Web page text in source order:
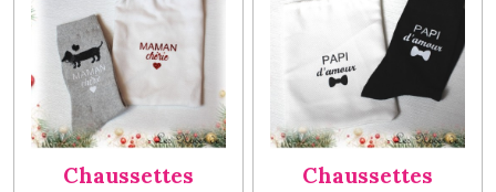
Chaussettes
Chaussettes